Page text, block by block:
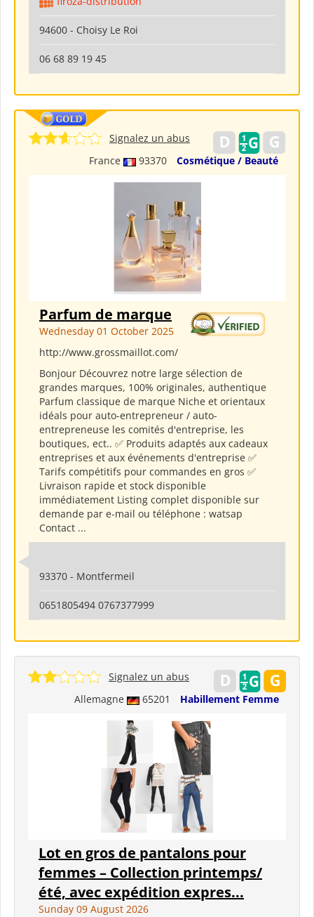
94600 - Choisy Le Roi
06 68 89 19 45
France 93370 Cosmétique / Beauté
Signalez un abus
Parfum de marque
Wednesday 01 October 2025
http://www.grossmaillot.com/
Bonjour Découvrez notre large sélection de
grandes marques, 100% originales, authentique
Parfum classique de marque Niche et orientaux
idéals pour auto-entrepreneur / auto-
entrepreneuse les comités d'entreprise, les
boutiques, ect.. ✅ Produits adaptés aux cadeaux
entreprises et aux événements d'entreprise ✅
Tarifs compétitifs pour commandes en gros ✅
Livraison rapide et stock disponible
immédiatement Listing complet disponible sur
demande par e-mail ou téléphone : watsap
Contact ...
93370 - Montfermeil
0651805494 0767377999
Allemagne 65201 Habillement Femme
Signalez un abus
Lot en gros de pantalons pour
femmes – Collection printemps/
été, avec expédition expres...
Sunday 09 August 2026